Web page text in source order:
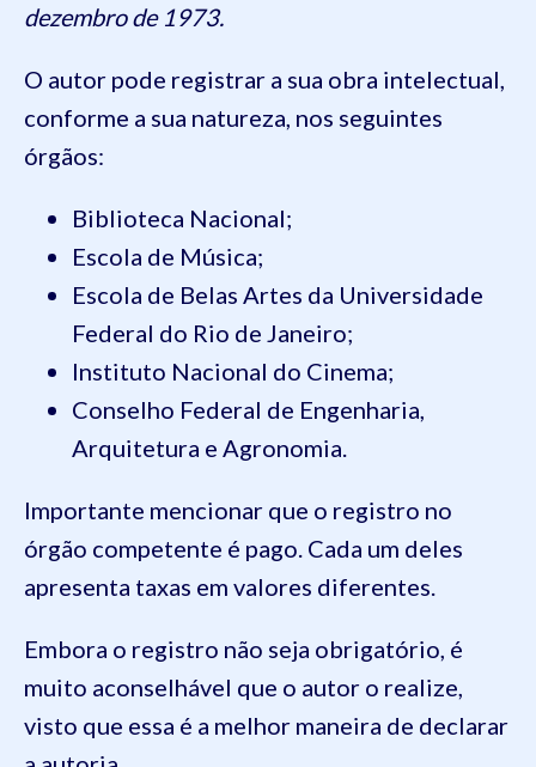
dezembro de 1973.
O autor pode registrar a sua obra intelectual,
conforme a sua natureza, nos seguintes
órgãos:
Biblioteca Nacional;
Escola de Música;
Escola de Belas Artes da Universidade
Federal do Rio de Janeiro;
Instituto Nacional do Cinema;
Conselho Federal de Engenharia,
Arquitetura e Agronomia.
Importante mencionar que o registro no
órgão competente é pago. Cada um deles
apresenta taxas em valores diferentes.
Embora o registro não seja obrigatório, é
muito aconselhável que o autor o realize,
visto que essa é a melhor maneira de declarar